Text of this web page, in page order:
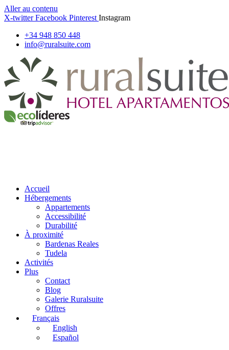
Aller au contenu
X-twitter Facebook Pinterest Instagram
+34 948 850 448
info@ruralsuite.com
Accueil
Hébergements
Appartements
Accessibilité
Durabilité
À proximité
Bardenas Reales
Tudela
Activités
Plus
Contact
Blog
Galerie Ruralsuite
Offres
Français
English
Español